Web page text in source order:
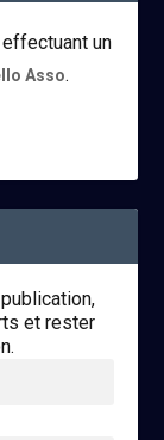
un
Asso.
et rester